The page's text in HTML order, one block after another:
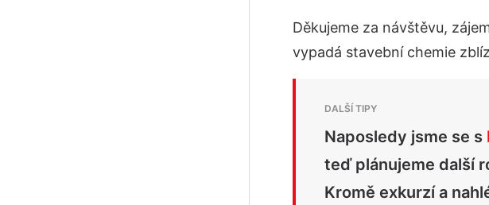
Děkujeme za návštěvu,
vypadá stavební chemie
Naposledy jsme se s
teď plánujeme další
Kromě exkurzí a